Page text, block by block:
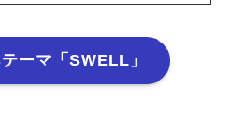
ーマ「SWELL」